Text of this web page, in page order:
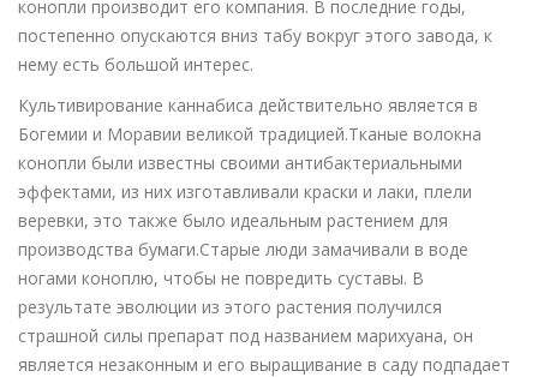
конопли производит его компания. В последние годы,
постепенно опускаются вниз табу вокруг этого завода, к
нему есть большой интерес.
Культивирование каннабиса действительно является в
Богемии и Моравии великой традицией.Тканые волокна
конопли были известны своими антибактериальными
эффектами, из них изготавливали краски и лаки, плели
веревки, это также было идеальным растением для
производства бумаги.Старые люди замачивали в воде
ногами коноплю, чтобы не повредить суставы. В
результате эволюции из этого растения получился
страшной силы препарат под названием марихуана, он
является незаконным и его выращивание в саду подпадает